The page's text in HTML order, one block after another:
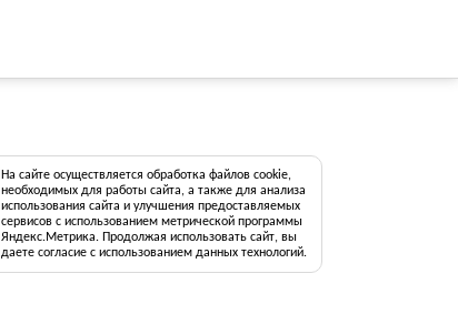
На сайте осуществляется обработка файлов cookie,
необходимых для работы сайта, а также для анализа
использования сайта и улучшения предоставляемых
сервисов с использованием метрической программы
Яндекс.Метрика. Продолжая использовать сайт, вы
даете согласие с использованием данных технологий.